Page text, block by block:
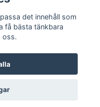
i Vellinge
det innehåll som
få bästa tänkbara
oss.